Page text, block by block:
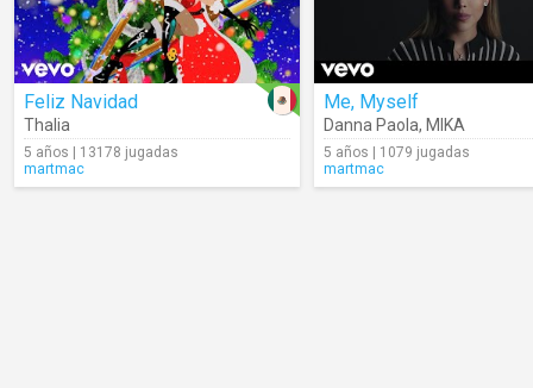
Feliz Navidad
Thalia
5 años | 13178 jugadas
martmac
Me, Myself
Danna Paola, MIKA
5 años | 1079 jugadas
martmac